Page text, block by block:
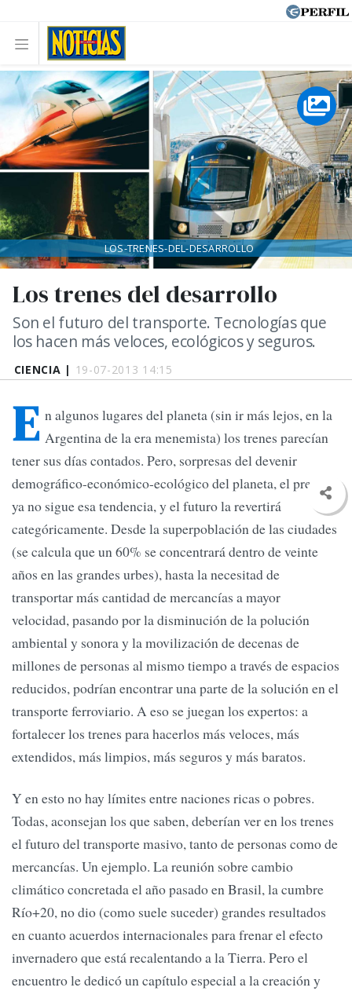
CIENCIA | 19-07-2013 14:15
Los trenes del desarrollo
Son el futuro del transporte. Tecnologías que
los hacen más veloces, ecológicos y seguros.
LOS-TRENES-DEL-DESARROLLO
E n algunos lugares del planeta (sin ir más lejos, en la
Argentina de la era menemista) los trenes parecían
tener sus días contados. Pero, sorpresas del devenir
demográfico-económico-ecológico del planeta, el presente
ya no sigue esa tendencia, y el futuro la revertirá
categóricamente. Desde la superpoblación de las ciudades
(se calcula que un 60% se concentrará dentro de veinte
años en las grandes urbes), hasta la necesitad de
transportar más cantidad de mercancías a mayor
velocidad, pasando por la disminución de la polución
ambiental y sonora y la movilización de decenas de
millones de personas al mismo tiempo a través de espacios
reducidos, podrían encontrar una parte de la solución en el
transporte ferroviario. A eso se juegan los expertos: a
fortalecer los trenes para hacerlos más veloces, más
extendidos, más limpios, más seguros y más baratos.
Y en esto no hay límites entre naciones ricas o pobres.
Todas, aconsejan los que saben, deberían ver en los trenes
el futuro del transporte masivo, tanto de personas como de
mercancías. Un ejemplo. La reunión sobre cambio
climático concretada el año pasado en Brasil, la cumbre
Río+20, no dio (como suele suceder) grandes resultados
en cuanto acuerdos internacionales para frenar el efecto
invernadero que está recalentando a la Tierra. Pero el
encuentro le dedicó un capítulo especial a la creación y